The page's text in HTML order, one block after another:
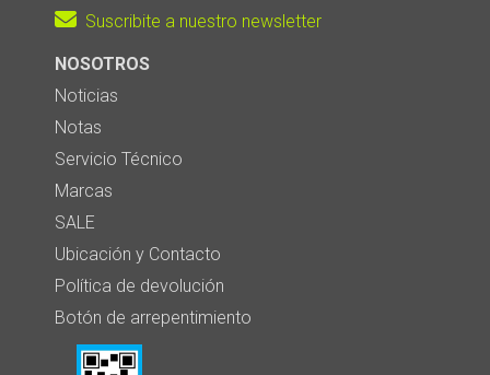
Suscribite a nuestro newsletter
NOSOTROS
Noticias
Notas
Servicio Técnico
Marcas
SALE
Ubicación y Contacto
Política de devolución
Botón de arrepentimiento